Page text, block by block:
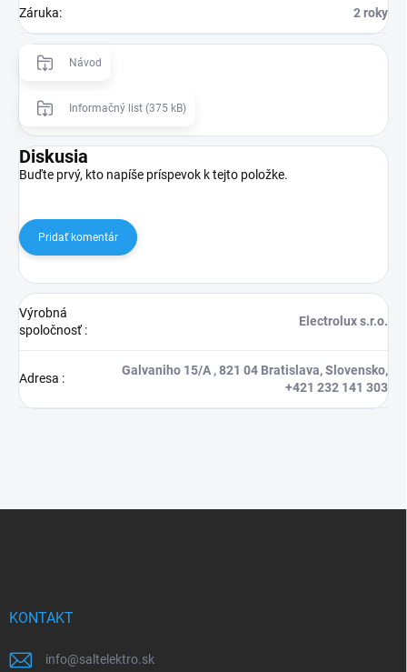
Záruka: 2 roky
Návod
Informačný list (375 kB)
Diskusia
Buďte prvý, kto napíše príspevok k tejto položke.
Pridať komentár
Výrobná
spoločnosť:
Electrolux s.r.o.
Adresa :
Galvaniho 15/A , 821 04 Bratislava, Slovensko,
+421 232 141 303
KONTAKT
info@saltelektro.sk